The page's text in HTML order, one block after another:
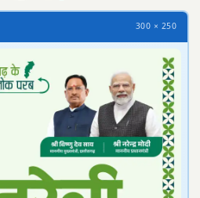
300 × 250